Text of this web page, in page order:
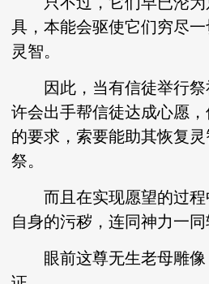
具，本能会驱使它们穷尽
灵智。
因此，当有信徒举行祭
许会出手帮信徒达成心愿
的要求，索要能助其恢复
祭。
而且在实现愿望的过程
自身的污秽，连同神力一同
眼前这尊无生老母雕像